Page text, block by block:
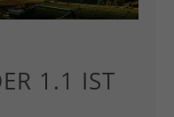
1.1 IST